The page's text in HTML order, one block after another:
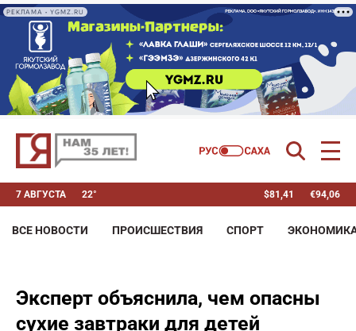
РЕКЛАМА • YGMZ.RU
7 АВГУСТА 22° $81,41 €94,06
ВСЕ НОВОСТИ ПРОИСШЕСТВИЯ СПОРТ
Эксперт объяснила, чем опасны
сухие завтраки для детей